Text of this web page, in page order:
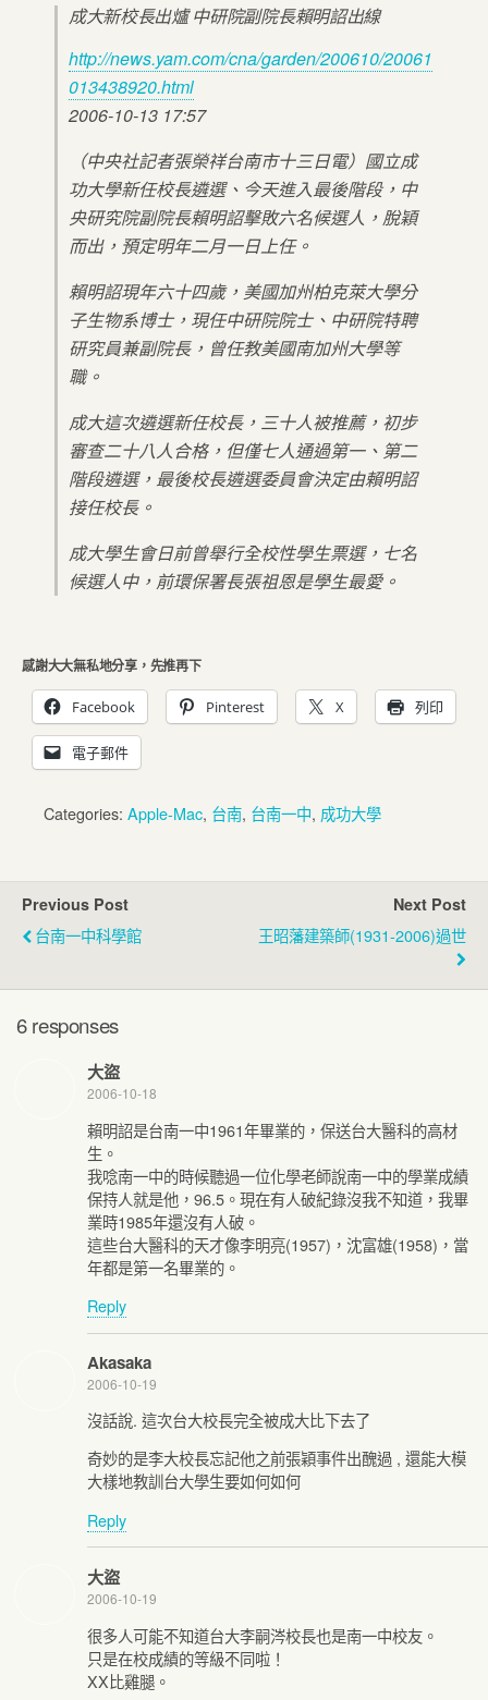
成大新校長出爐 中研院副院長賴明詔出線
http://news.yam.com/cna/garden/200610/20061
013438920.html
2006-10-13 17:57
（中央社記者張榮祥台南市十三日電）國立成
功大學新任校長遴選、今天進入最後階段，中
央研究院副院長賴明詔擊敗六名候選人，脫穎
而出，預定明年二月一日上任。
賴明詔現年六十四歲，美國加州柏克萊大學分
子生物系博士，現任中研院院士、中研院特聘
研究員兼副院長，曾任教美國南加州大學等
職。
成大這次遴選新任校長，三十人被推薦，初步
審查二十八人合格，但僅七人通過第一、第二
階段遴選，最後校長遴選委員會決定由賴明詔
接任校長。
成大學生會日前曾舉行全校性學生票選，七名
候選人中，前環保署長張祖恩是學生最愛。
感謝大大無私地分享，先推再下
Facebook Pinterest X 列印
電子郵件
Categories: Apple-Mac, 台南, 台南一中, 成功大學
Previous Post
台南一中科學館
Next Post
王昭藩建築師(1931-2006)過世
6 responses
大盜
2006-10-18
賴明詔是台南一中1961年畢業的，保送台大醫科的高材
生。
我唸南一中的時候聽過一位化學老師說南一中的學業成績
保持人就是他，96.5。現在有人破紀錄沒我不知道，我畢
業時1985年還沒有人破。
這些台大醫科的天才像李明亮(1957)，沈富雄(1958)，當
年都是第一名畢業的。
Reply
Akasaka
2006-10-19
沒話說. 這次台大校長完全被成大比下去了
奇妙的是李大校長忘記他之前張穎事件出醜過 , 還能大模
大樣地教訓台大學生要如何如何
Reply
大盜
2006-10-19
很多人可能不知道台大李嗣涔校長也是南一中校友。
只是在校成績的等級不同啦！
XX比雞腿。